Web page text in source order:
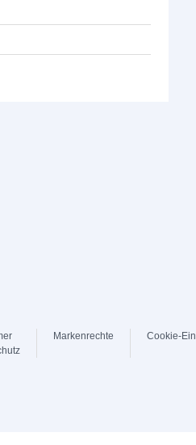
Markenrechte Cookie-